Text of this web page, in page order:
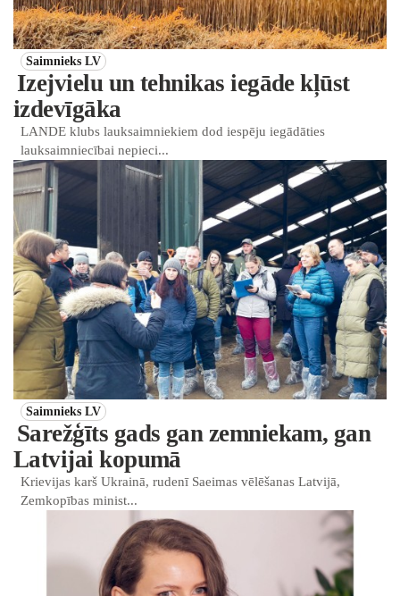
Saimnieks LV
Izejvielu un tehnikas iegāde kļūst
izdevīgāka
LANDE klubs lauksaimniekiem dod iespēju iegādāties
lauksaimniecībai nepieci...
Saimnieks LV
Sarežģīts gads gan zemniekam, gan
Latvijai kopumā
Krievijas karš Ukrainā, rudenī Saeimas vēlēšanas Latvijā,
Zemkopības minist...